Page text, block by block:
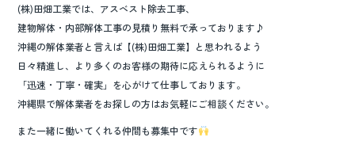
(株)田畑工業では、アスベスト除去工事、
建物解体・内部解体工事の見積り無料で承っております♪
沖縄の解体業者と言えば【(株)田畑工業】と思われるよう
日々精進し、より多くのお客様の期待に応えられるように
「迅速・丁寧・確実」を心がけて仕事しております。
沖縄県で解体業者をお探しの方はお気軽にご相談ください。
また一緒に働いてくれる仲間も募集中です